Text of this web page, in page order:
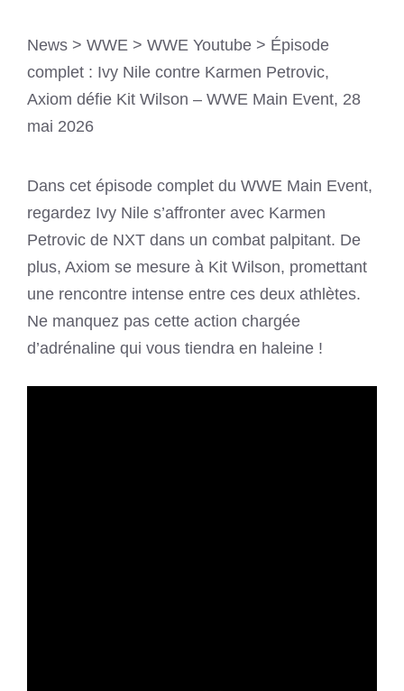
News > WWE > WWE Youtube > Épisode
complet : Ivy Nile contre Karmen Petrovic,
Axiom défie Kit Wilson – WWE Main Event, 28
mai 2026
Dans cet épisode complet du WWE Main Event,
regardez Ivy Nile s’affronter avec Karmen
Petrovic de NXT dans un combat palpitant. De
plus, Axiom se mesure à Kit Wilson, promettant
une rencontre intense entre ces deux athlètes.
Ne manquez pas cette action chargée
d’adrénaline qui vous tiendra en haleine !